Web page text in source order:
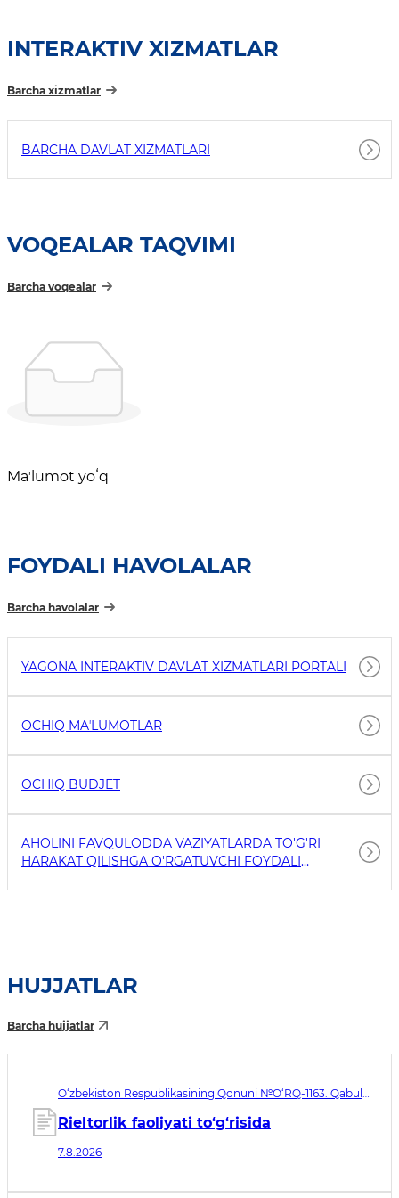
INTERAKTIV XIZMATLAR
Barcha xizmatlar
BARCHA DAVLAT XIZMATLARI
VOQEALAR TAQVIMI
Barcha voqealar
Maʼlumot yoʻq
FOYDALI HAVOLALAR
Barcha havolalar
YAGONA INTERAKTIV DAVLAT XIZMATLARI PORTALI
OCHIQ MAʼLUMOTLAR
OCHIQ BUDJET
AHOLINI FAVQULODDA VAZIYATLARDA TO'G'RI
HARAKAT QILISHGA O'RGATUVCHI FOYDALI
HUJJATLAR
Barcha hujjatlar
O‘zbekiston Respublikasining Qonuni №O‘RQ-1163. Qabul
Rieltorlik faoliyati to‘g‘risida
7.8.2026